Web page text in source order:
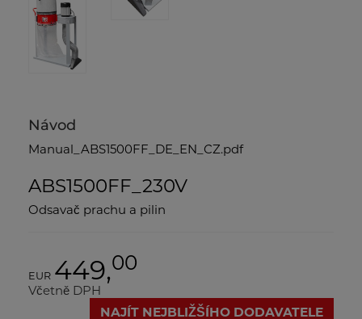
Návod
Manual_ABS1500FF_DE_EN_CZ.pdf
ABS1500FF_230V
Odsavač prachu a pilin
EUR 449,00
Včetně DPH
NAJÍT NEJBLIŽŠÍHO DODAVATELE